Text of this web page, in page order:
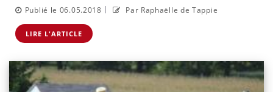
Publié le 06.05.2018 | Par Raphaëlle de Tappie
LIRE L'ARTICLE